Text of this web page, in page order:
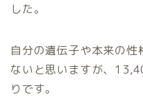
した。
自分の遺伝子や本来の
ないと思いますが、
りです。